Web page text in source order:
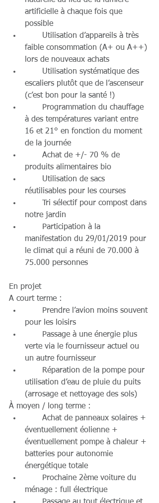
artificielle à chaque fois que
possible
faible consommation (A+ ou A++)
lors de nouveaux achats
escaliers plutôt que de l’ascenseur
(c’est bon pour la santé !)
à des températures variant entre
16 et 21° en fonction du moment
de la journée
produits alimentaires bio
réutilisables pour les courses
notre jardin
manifestation du 29/01/2019 pour
le climat qui a réuni de 70.000 à
75.000 personnes
En projet
A court terme :
pour les loisirs
verte via le fournisseur actuel ou
un autre fournisseur
utilisation d’eau de pluie du puits
(arrosage et nettoyage des sols)
À moyen / long terme :
éventuellement éolienne +
éventuellement pompe à chaleur +
batteries pour autonomie
énergétique totale
ménage : full électrique